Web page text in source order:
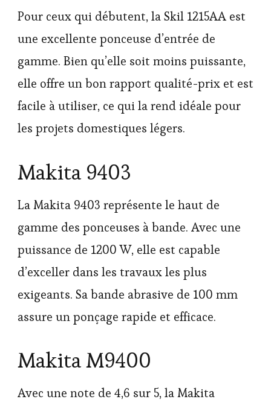
Pour ceux qui débutent, la Skil 1215AA est
une excellente ponceuse d’entrée de
gamme. Bien qu’elle soit moins puissante,
elle offre un bon rapport qualité-prix et est
facile à utiliser, ce qui la rend idéale pour
les projets domestiques légers.
Makita 9403
La Makita 9403 représente le haut de
gamme des ponceuses à bande. Avec une
puissance de 1200 W, elle est capable
d’exceller dans les travaux les plus
exigeants. Sa bande abrasive de 100 mm
assure un ponçage rapide et efficace.
Makita M9400
Avec une note de 4,6 sur 5, la Makita